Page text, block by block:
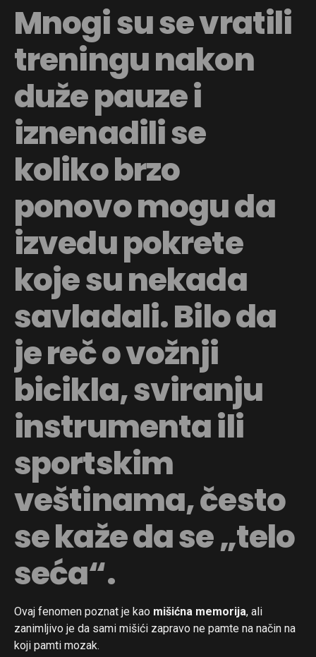
Mnogi su se vratili
treningu nakon
duže pauze i
iznenadili se
koliko brzo
ponovo mogu da
izvedu pokrete
koje su nekada
savladali. Bilo da
je reč o vožnji
bicikla, sviranju
instrumenta ili
sportskim
veštinama, često
se kaže da se „telo
seća“.
Ovaj fenomen poznat je kao mišićna memorija, ali
zanimljivo je da sami mišići zapravo ne pamte na način na
koji pamti mozak.